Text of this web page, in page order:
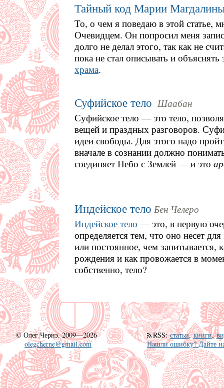
Тайный код Марии
То, о чем я поведаю в этой статье,
Очевидцем. Он попросил меня
долго не делал этого, так как не
пока не стал описывать и объяснять
храма.
Суфийское тело Шаабан
Суфийское тело — это тело,
вещей и праздных разговоров.
идеи свободы. Для этого надо
вначале в сознании должно
соединяет Небо с Землей — и это
Индейское тело Бен Челеро
Индейское тело — это, в первую
определяется тем, что оно несет
или постоянное, чем запитывается,
рождения и как провожается в
собственно, тело?
©Олег Чернэ, 2009—2026
olegcherne@gmail.com
RSS:статьи,книги,
Нашли ошибку? Дайте